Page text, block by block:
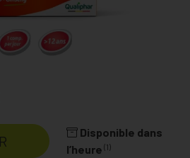
Disponible dans
l’heure (1)